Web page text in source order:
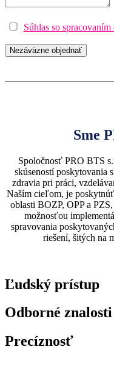
Súhlas so
Nezáväzne objednať
Sme
Spoločnosť PRO BTS
skúseností poskytovania
zdravia pri práci,
Naším cieľom, je
oblasti BOZP, OPP a
možnosťou
spravovania
riešení, šitých na
Ľudský prístup
Odborné znalosti
Precíznosť